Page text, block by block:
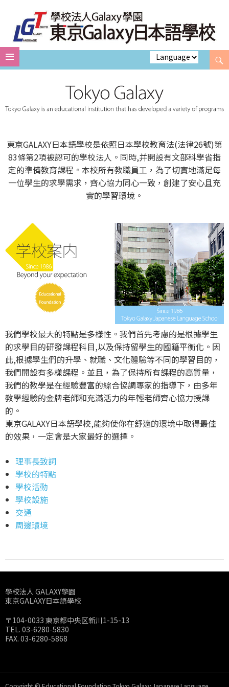
Search
Skip
東京GALAXY日本語學校是依照日本學校教育法(法律26號)第
83條第2項被認可的學校法人。同時,并開設有文部科學省指
定的準備教育課程。本校所有教職員工，為了切實地滿足每
一位學生的求學需求，齊心協力同心一致，創建了安心且充
實的學習環境。
我們學校最大的特點是多樣性。我們首先考慮的是根據學生
的求學目的研發課程科目,以及保持留學生的國籍平衡化。因
此,根據學生們的升學、就職、文化體驗等不同的學習目的，
我們開設有多樣課程。並且，為了保持所有課程的高質量，
我們的教學是在經驗豐富的綜合協調專家的指導下，由多年
教學經驗的金牌老師和充滿活力的年輕老師齊心協力授課
的。
東京GALAXY日本語學校,能夠使你在舒適的環境中取得最佳
的效果，一定會是大家最好的選擇。
理事長致詞
學校的特點
學校活動
學校設施
交通
周邊環境
學校法人 GALAXY學園
東京GALAXY日本語學校
〒104-0033 東京都中央区新川1-15-13
TEL. 03-6280-5830
FAX. 03-6280-5868